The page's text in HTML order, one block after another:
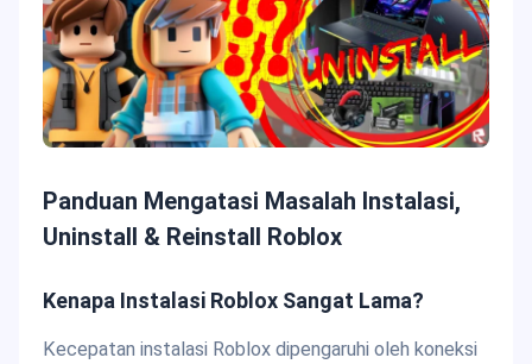
Panduan Mengatasi Masalah Instalasi,
Uninstall & Reinstall Roblox
Kenapa Instalasi Roblox Sangat Lama?
Kecepatan instalasi Roblox dipengaruhi oleh koneksi